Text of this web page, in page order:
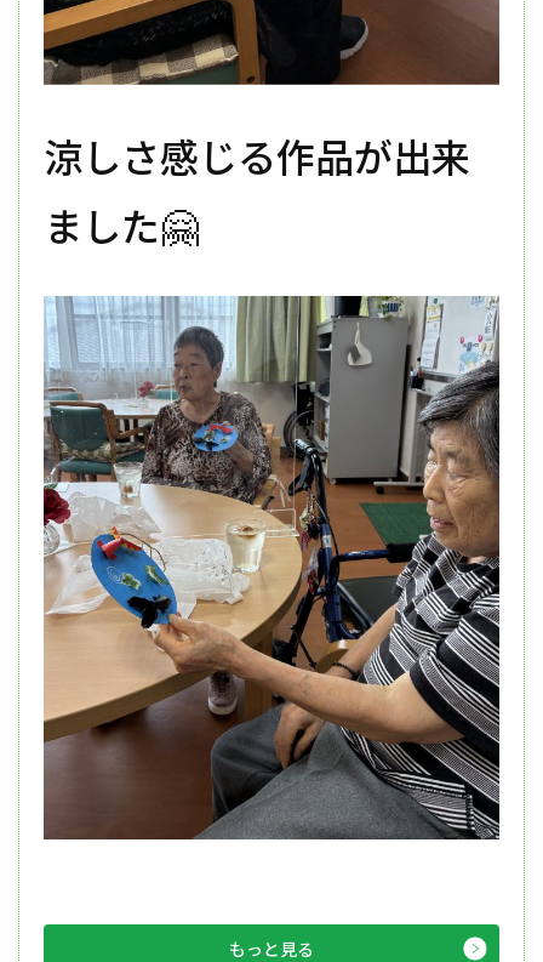
涼しさ感じる作品が出来
ました🤗
もっと見る